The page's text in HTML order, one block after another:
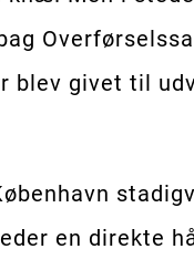
blev givet til
en direkte